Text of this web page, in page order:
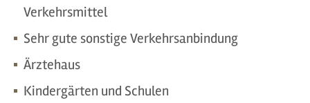
Verkehrsmittel
Sehr gute sonstige Verkehrsanbindung
Ärztehaus
Kindergärten und Schulen